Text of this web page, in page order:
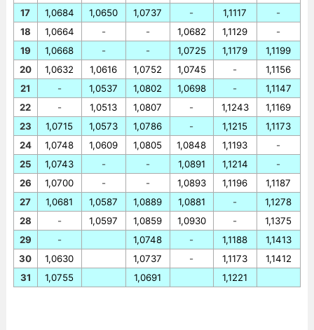
17
18
19
20
21
22
23
24
25
26
27
28
29
30
31
1,0684
1,0664
1,0668
1,0632
-
-
1,0715
1,0748
1,0743
1,0700
1,0681
-
-
1,0630
1,0755
1,0650
-
-
1,0616
1,0537
1,0513
1,0573
1,0609
-
-
1,0587
1,0597
1,0737
-
-
1,0752
1,0802
1,0807
1,0786
1,0805
-
-
1,0889
1,0859
1,0748
1,0737
1,0691
-
1,0682
1,0725
1,0745
1,0698
-
-
1,0848
1,0891
1,0893
1,0881
1,0930
-
-
1,1117
1,1129
1,1179
-
-
1,1243
1,1215
1,1193
1,1214
1,1196
-
-
1,1188
1,1173
1,1221
-
-
1,1199
1,1156
1,1147
1,1169
1,1173
-
-
1,1187
1,1278
1,1375
1,1413
1,1412